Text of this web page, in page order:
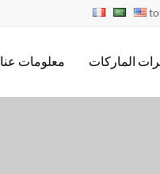
معلومات عنا الماركات